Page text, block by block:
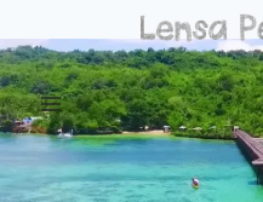
to
content